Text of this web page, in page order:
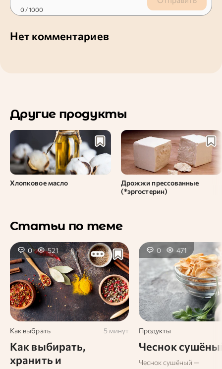
0 / 1000
Нет комментариев
Другие продукты
Хлопковое масло
Дрожжи прессованные
(*эргостерин)
Статьи по теме
0 521
Как выбрать 5 минут
Как выбирать,
хранить и
0 471
Продукты
Чеснок
Чеснок сушёный —